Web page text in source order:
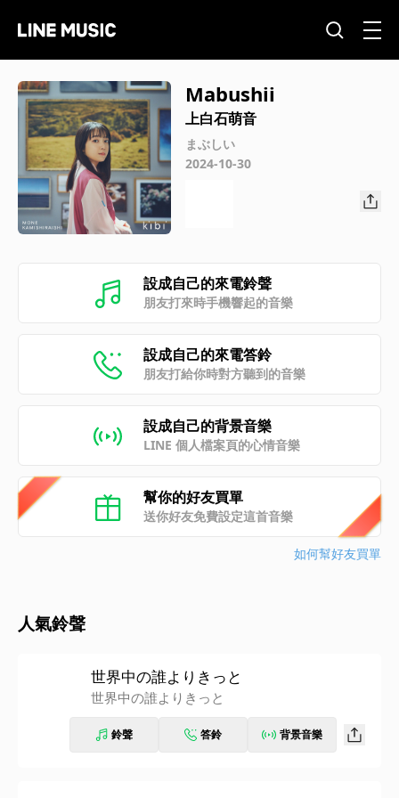
Mabushii
上白石萌音
まぶしい
2024-10-30
設成自己的來電鈴聲
朋友打來時手機響起的音樂
設成自己的來電答鈴
朋友打給你時對方聽到的音樂
設成自己的背景音樂
LINE 個人檔案頁的心情音樂
幫你的好友買單
送你好友免費設定這首音樂
如何幫好友買單
人氣鈴聲
世界中の誰よりきっと
世界中の誰よりきっと
鈴聲 答鈴 背景音樂